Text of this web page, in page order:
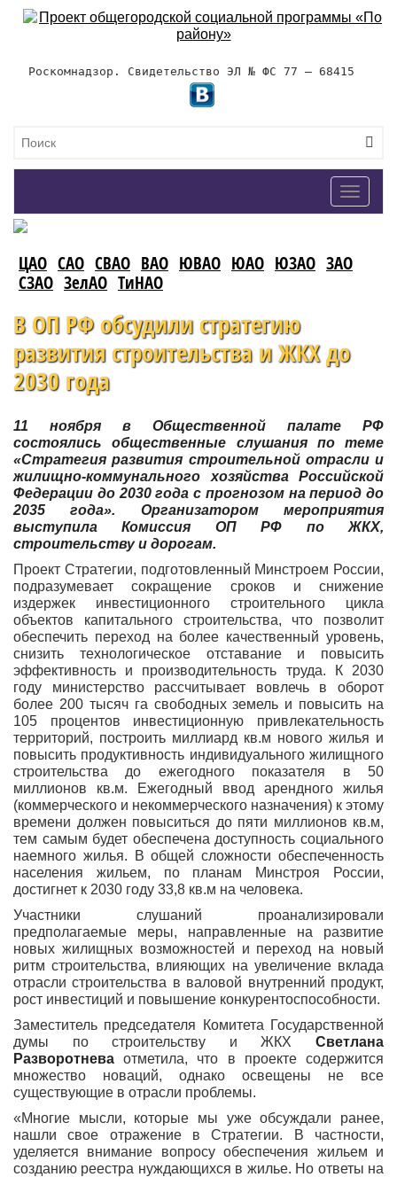
Роскомнадзор. Свидетельство ЭЛ № ФС 77 – 68415
Toggle
ЦАО САО СВАО ВАО ЮВАО ЮАО ЮЗАО ЗАО
СЗАО ЗелАО ТиНАО
В ОП РФ обсудили стратегию
развития строительства и ЖКХ до
2030 года
11 ноября в Общественной палате РФ
состоялись общественные слушания по теме
«Стратегия развития строительной отрасли и
жилищно-коммунального хозяйства Российской
Федерации до 2030 года с прогнозом на период до
2035 года». Организатором мероприятия
выступила Комиссия ОП РФ по ЖКХ,
строительству и дорогам.
Проект Стратегии, подготовленный Минстроем России,
подразумевает сокращение сроков и снижение
издержек инвестиционного строительного цикла
объектов капитального строительства, что позволит
обеспечить переход на более качественный уровень,
снизить технологическое отставание и повысить
эффективность и производительность труда. К 2030
году министерство рассчитывает вовлечь в оборот
более 200 тысяч га свободных земель и повысить на
105 процентов инвестиционную привлекательность
территорий, построить миллиард кв.м нового жилья и
повысить продуктивность индивидуального жилищного
строительства до ежегодного показателя в 50
миллионов кв.м. Ежегодный ввод арендного жилья
(коммерческого и некоммерческого назначения) к этому
времени должен повыситься до пяти миллионов кв.м,
тем самым будет обеспечена доступность социального
наемного жилья. В общей сложности обеспеченность
населения жильем, по планам Минстроя России,
достигнет к 2030 году 33,8 кв.м на человека.
Участники слушаний проанализировали
предполагаемые меры, направленные на развитие
новых жилищных возможностей и переход на новый
ритм строительства, влияющих на увеличение вклада
отрасли строительства в валовой внутренний продукт,
рост инвестиций и повышение конкурентоспособности.
Заместитель председателя Комитета Государственной
думы по строительству и ЖКХ Светлана
Разворотнева отметила, что в проекте содержится
множество новаций, однако освещены не все
существующие в отрасли проблемы.
«Многие мысли, которые мы уже обсуждали ранее,
нашли свое отражение в Стратегии. В частности,
уделяется внимание вопросу обеспечения жильем и
созданию реестра нуждающихся в жилье. Но ответы на